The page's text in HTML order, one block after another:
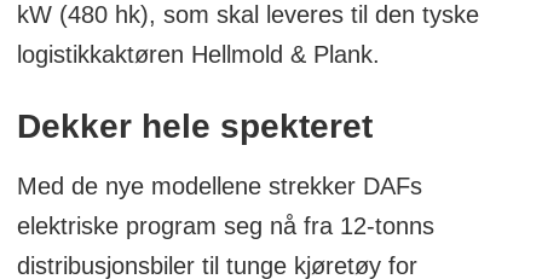
kW (480 hk), som skal leveres til den tyske
logistikkaktøren Hellmold & Plank.
Dekker hele spekteret
Med de nye modellene strekker DAFs
elektriske program seg nå fra 12-tonns
distribusjonsbiler til tunge kjøretøy for